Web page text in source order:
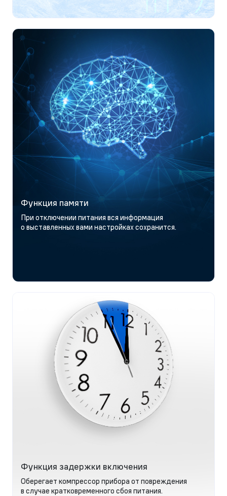
Функция памяти
При отключении питания вся информация
о выставленных вами настройках сохранится.
Функция задержки включения
Оберегает компрессор прибора от повреждения
в случае кратковременного сбоя питания.